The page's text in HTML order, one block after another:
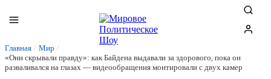
Главная / Мир /
«Они скрывали правду»: как Байдена выдавали за здорового, пока он
разваливался на глазах — видеообращения монтировали с двух камер